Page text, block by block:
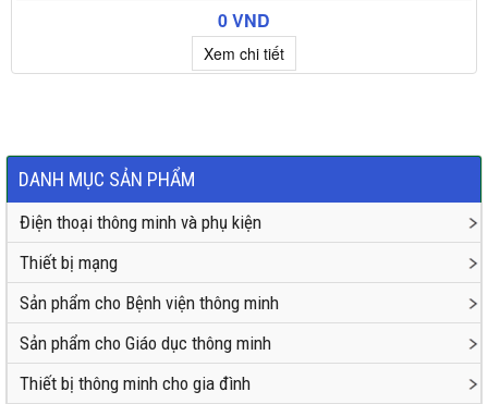
0 VND
Xem chi tiết
DANH MỤC SẢN PHẨM
Điện thoại thông minh và phụ kiện
Thiết bị mạng
Sản phẩm cho Bệnh viện thông minh
Sản phẩm cho Giáo dục thông minh
Thiết bị thông minh cho gia đình